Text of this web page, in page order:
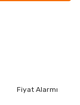
Fiyat Alarmı